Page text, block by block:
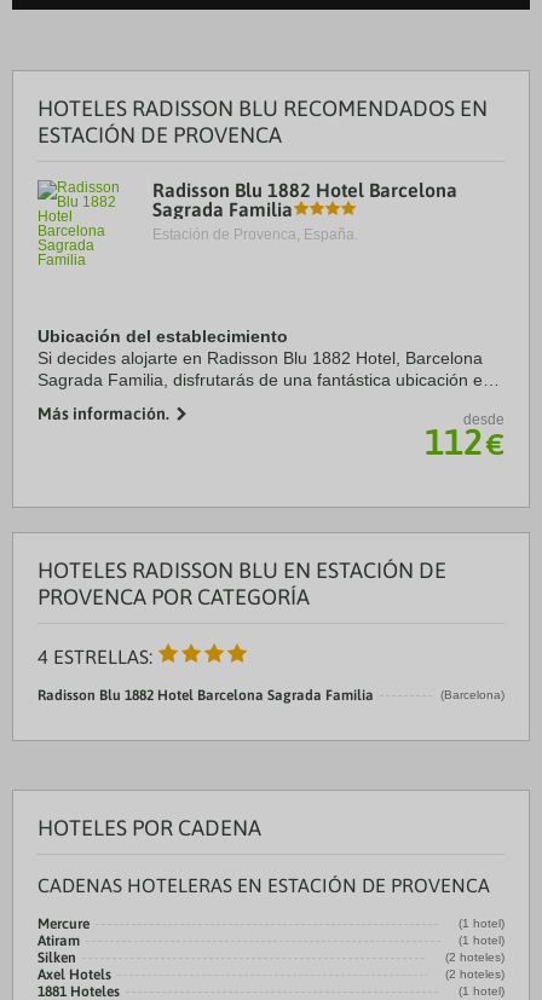
HOTELES RADISSON BLU RECOMENDADOS EN
ESTACIÓN DE PROVENCA
Radisson Blu 1882 Hotel Barcelona
Sagrada Familia
Estación de Provenca, España.
Ubicación del establecimiento
Si decides alojarte en Radisson Blu 1882 Hotel, Barcelona
Sagrada Familia, disfrutarás de una fantástica ubicación en
Sagrada Familia y Plaza de ...
Más información. desde
112€
HOTELES RADISSON BLU EN ESTACIÓN DE
PROVENCA POR CATEGORÍA
4 ESTRELLAS:
Radisson Blu 1882 Hotel Barcelona Sagrada Familia (Barcelona)
HOTELES POR CADENA
CADENAS HOTELERAS EN ESTACIÓN DE PROVENCA
Mercure (1 hotel)
Atiram (1 hotel)
Silken (2 hoteles)
Axel Hotels (2 hoteles)
1881 Hoteles (1 hotel)